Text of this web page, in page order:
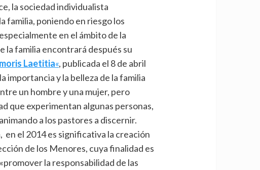
la sociedad individualista
familia, poniendo en riesgo los
en el ámbito de la
la familia encontrará después su
Laetitia«, publicada el 8 de abril
importancia y la belleza de la familia
un hombre y una mujer, pero
que experimentan algunas personas,
a los pastores a discernir.
el 2014 es significativa la creación
de los Menores, cuya finalidad es
la responsabilidad de las